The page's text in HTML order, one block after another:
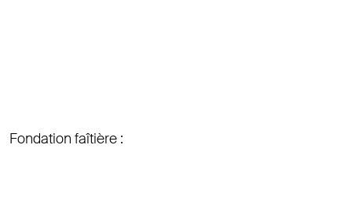
Fondation faîtière :